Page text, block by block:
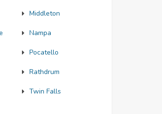
Middleton
Nampa
Pocatello
Rathdrum
Twin Falls